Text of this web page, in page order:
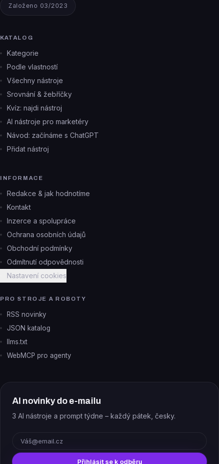
Založeno 03/2023
KATALOG
Kategorie
Podle vlastností
Všechny nástroje
Srovnání & žebříčky
Kvíz: najdi nástroj
AI nástroje pro marketéry
Návod: začínáme s ChatGPT
Přidat nástroj
INFORMACE
Redakce & jak hodnotíme
Kontakt
Inzerce a spolupráce
Ochrana osobních údajů
Obchodní podmínky
Odmítnutí odpovědnosti
Nastavení cookies
PRO STROJE A ROBOTY
RSS novinky
JSON katalog
llms.txt
WebMCP pro agenty
AI novinky do e-mailu
3 AI nástroje a prompt týdne – každý pátek, česky.
Přihlásit se k odběru